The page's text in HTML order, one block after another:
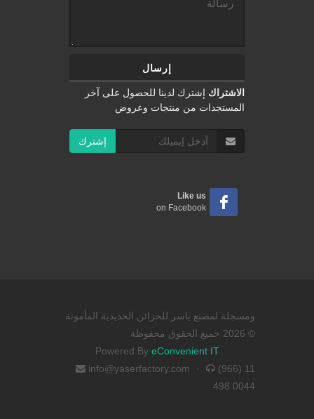
الاشتراك إشترك لدينا للحصول على آخر
المستجدات من منتجات وعروض
إشترك
Like us
on Facebook
ومسجلة لمصنع ياسر للخزائن الحديدية المأمونة
© 2026 جميع الحقوق محفوظة
Powered By eConvenient IT
info@yaserfactory.com
·
(966) 11
498 0044